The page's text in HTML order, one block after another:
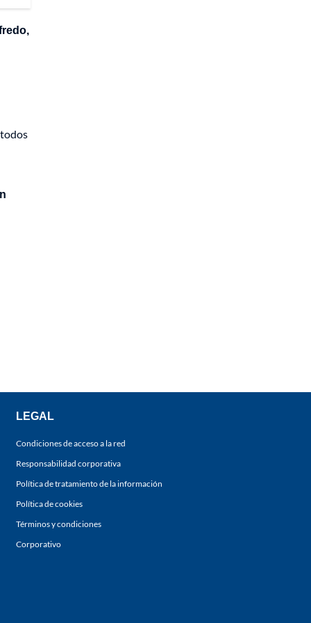
LEGAL
Condiciones de acceso a la red
Responsabilidad corporativa
Política de tratamiento de la información
Política de cookies
Términos y condiciones
Corporativo